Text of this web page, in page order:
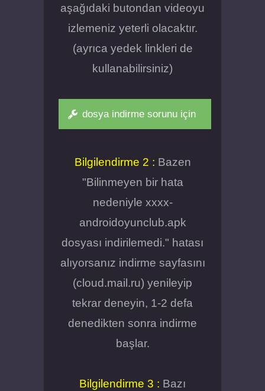
aşağıdaki butondan videoyu
izlemeniz yeterli olacaktır.
(ayrıca yedek linkleri de
kullanabilirsiniz)
dosya indirme sorunu için
Bilgilendirme 2 : Bazen
"Bilinmeyen bir hata
nedeniyle xxxx-
androidoyunclub.apk
dosyası indirilemedi." hatası
alıyorsanız indirme sayfasını
(cloud.mail.ru) yenileyip
tekrar deneyin, 1-2 defa
denedikten sonra indirme
başlar.
Bilgilendirme 3 : Bazı